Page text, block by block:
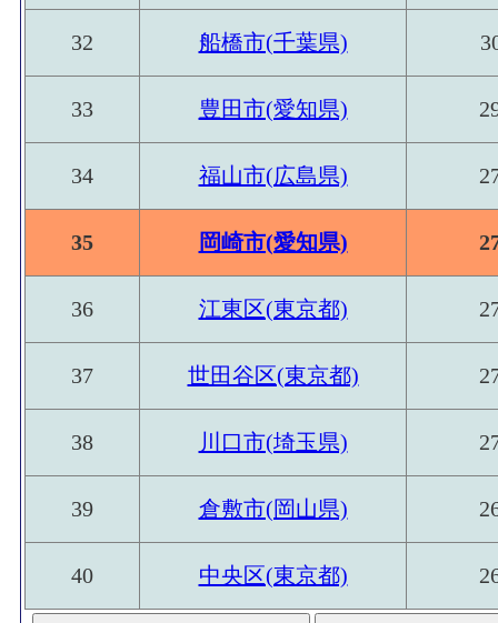
32 船橋市(千葉県)
33 豊田市(愛知県)
34 福山市(広島県)
35 岡崎市(愛知県)
36 江東区(東京都)
37 世田谷区(東京都)
38 川口市(埼玉県)
39 倉敷市(岡山県)
40 中央区(東京都)